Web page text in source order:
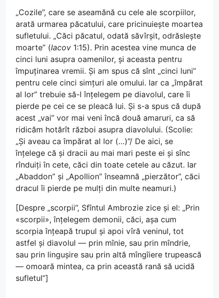
„Cozile”, care se aseamănă cu cele ale scorpiilor,
arată urmarea păcatului, care pricinuiește moartea
sufletului. „Căci păcatul, odată săvîrșit, odrăslește
moarte” (Iacov 1:15). Prin acestea vine munca de
cinci luni asupra oamenilor, și aceasta pentru
împuținarea vremii. Și am spus că sînt „cinci luni”
pentru cele cinci simțuri ale omului. Iar ca „împărat
al lor” trebuie să-l înțelegem pe diavolul, care îi
pierde pe cei ce se pleacă lui. Și s-a spus că după
acest „vai” vor mai veni încă două amaruri, ca să
ridicăm hotărît război asupra diavolului. (Scolie:
„Și aveau ca împărat al lor (…)”/ De aici, se
înțelege că și dracii au mai mari peste ei și sînc
rînduiți în cete, căci din toate cetele au căzut. Iar
„Abaddon” și „Apollion” înseamnă „pierzător”, căci
dracul îi pierde pe mulți din multe neamuri.)
[Despre „scorpii”, Sfîntul Ambrozie zice și el: „Prin
«scorpii», înțelegem demonii, căci, așa cum
scorpia înțeapă trupul și apoi vîră veninul, tot
astfel și diavolul — prin mînie, sau prin mîndrie,
sau prin lingușire sau prin altă mîngîiere trupească
— omoară mintea, ca prin această rană să ucidă
sufletul”]